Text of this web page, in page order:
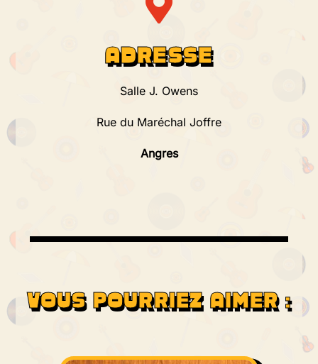
ADRESSE
Salle J. Owens
Rue du Maréchal Joffre
Angres
VOUS POURRIEZ AIMER :